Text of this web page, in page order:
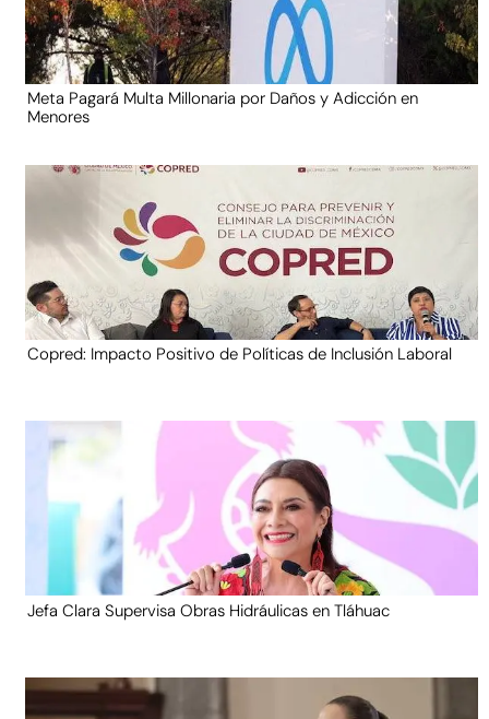
Meta Pagará Multa Millonaria por Daños y Adicción en
Menores
Copred: Impacto Positivo de Políticas de Inclusión Laboral
Jefa Clara Supervisa Obras Hidráulicas en Tláhuac